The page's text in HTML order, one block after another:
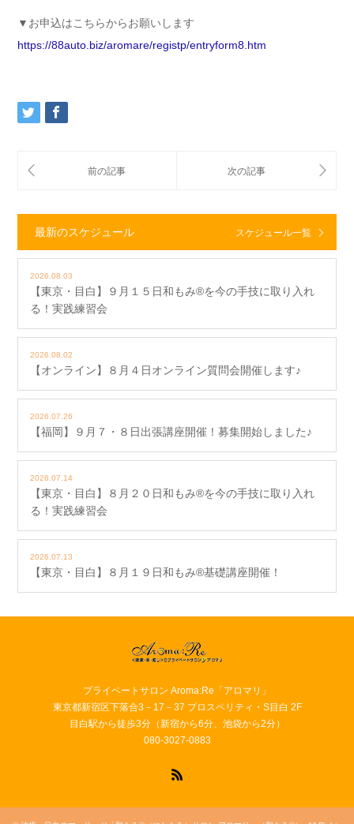
▼お申込はこちらからお願いします
https://88auto.biz/aromare/registp/entryform8.htm
最新のスケジュール スケジュール一覧
2026.08.03
【東京・目白】９月１５日和もみ®を今の手技に取り入れ
る！実践練習会
2026.08.02
【オンライン】８月４日オンライン質問会開催します♪
2026.07.26
【福岡】９月７・８日出張講座開催！募集開始しました♪
2026.07.14
【東京・目白】８月２０日和もみ®を今の手技に取り入れ
る！実践練習会
2026.07.13
【東京・目白】８月１９日和もみ®基礎講座開催！
プライベートサロン Aroma:Re「アロマリ」
東京都新宿区下落合3－17－37 プロスペリティ・S目白 2F
目白駅から徒歩3分（新宿から6分、池袋から2分）
080-3027-0883